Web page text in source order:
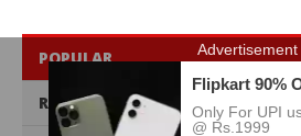
POPULAR
RECENT